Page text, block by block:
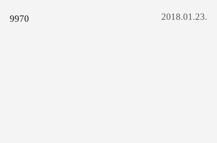
9970 2018.01.23.